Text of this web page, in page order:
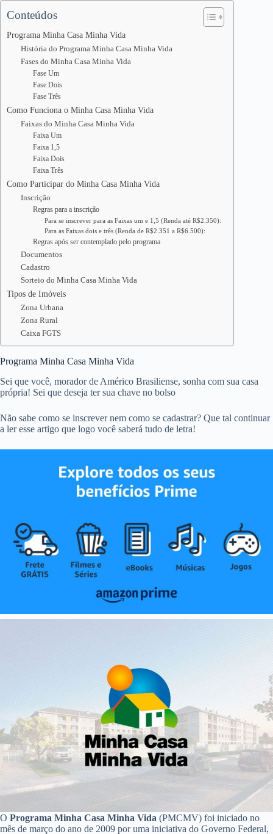
Conteúdos
Programa Minha Casa Minha Vida
História do Programa Minha Casa Minha Vida
Fases do Minha Casa Minha Vida
Fase Um
Fase Dois
Fase Três
Como Funciona o Minha Casa Minha Vida
Faixas do Minha Casa Minha Vida
Faixa Um
Faixa 1,5
Faixa Dois
Faixa Três
Como Participar do Minha Casa Minha Vida
Inscrição
Regras para a inscrição
Para se inscrever para as Faixas um e 1,5 (Renda até R$2.350):
Para as Faixas dois e três (Renda de R$2.351 a R$6.500):
Regras após ser contemplado pelo programa
Documentos
Cadastro
Sorteio do Minha Casa Minha Vida
Tipos de Imóveis
Zona Urbana
Zona Rural
Caixa FGTS
Programa Minha Casa Minha Vida
Sei que você, morador de Américo Brasiliense, sonha com sua casa
própria! Sei que deseja ter sua chave no bolso
Não sabe como se inscrever nem como se cadastrar? Que tal continuar
a ler esse artigo que logo você saberá tudo de letra!
O Programa Minha Casa Minha Vida (PMCMV) foi iniciado no
mês de março do ano de 2009 por uma iniciativa do Governo Federal,